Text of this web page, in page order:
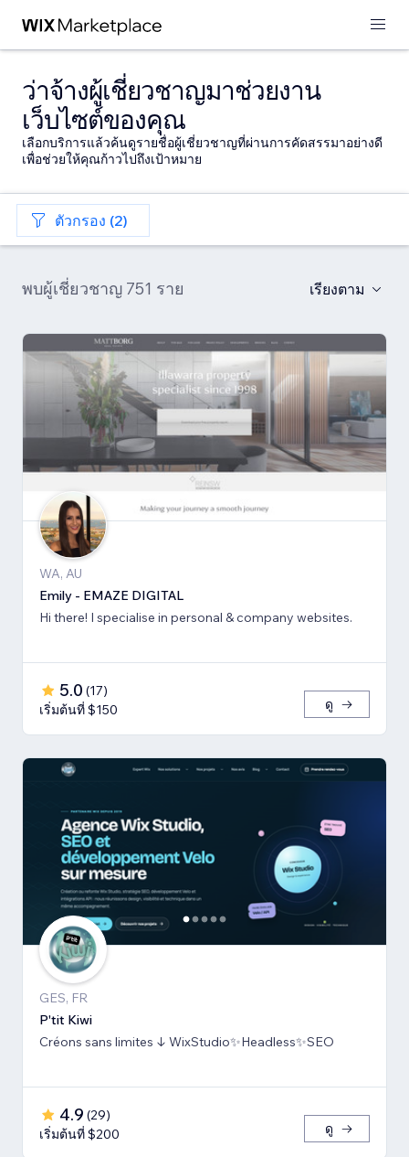
ว่าจ้างผู้เชี่ยวชาญมาช่วยงาน
เว็บไซต์ของคุณ
เลือกบริการแล้วค้นดูรายชื่อผู้เชี่ยวชาญที่ผ่านการคัดสรรมาอย่างดี
เพื่อช่วยให้คุณก้าวไปถึงเป้าหมาย
ตัวกรอง (2)
พบผู้เชี่ยวชาญ 751 ราย เรียงตาม
WA, AU
Emily - EMAZE DIGITAL
Hi there! I specialise in personal & company websites.
5.0 (17)
เริ่มต้นที่ $150
ดู
GES, FR
P'tit Kiwi
Créons sans limites ↓ WixStudio✨Headless✨SEO
4.9 (29)
เริ่มต้นที่ $200
ดู